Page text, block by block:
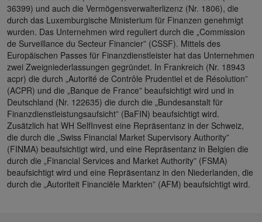
36399) und auch die Vermögensverwalterlizenz (Nr. 1806), die
durch das Luxemburgische Ministerium für Finanzen genehmigt
wurden. Das Unternehmen wird reguliert durch die „Commission
de Surveillance du Secteur Financier” (CSSF). Mittels des
Europäischen Passes für Finanzdienstleister hat das Unternehmen
zwei Zweigniederlassungen gegründet. In Frankreich (Nr. 18943
acpr) die durch „Autorité de Contrôle Prudentiel et de Résolution”
(ACPR) und die „Banque de France” beaufsichtigt wird und in
Deutschland (Nr. 122635) die durch die „Bundesanstalt für
Finanzdienstleistungsaufsicht” (BaFIN) beaufsichtigt wird.
Zusätzlich hat WH SelfInvest eine Repräsentanz in der Schweiz,
die durch die „Swiss Financial Market Supervisory Authority”
(FINMA) beaufsichtigt wird, und eine Repräsentanz in Belgien die
durch die „Financial Services and Market Authority” (FSMA)
beaufsichtigt wird und eine Repräsentanz in den Niederlanden, die
durch die „Autoriteit Financiële Markten” (AFM) beaufsichtigt wird.